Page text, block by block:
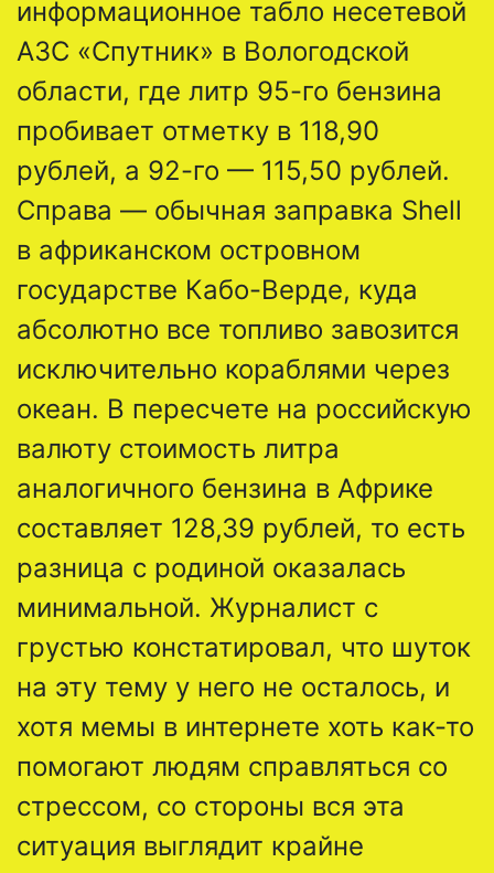
информационное табло несетевой
АЗС «Спутник» в Вологодской
области, где литр 95-го бензина
пробивает отметку в 118,90
рублей, а 92-го — 115,50 рублей.
Справа — обычная заправка Shell
в африканском островном
государстве Кабо-Верде, куда
абсолютно все топливо завозится
исключительно кораблями через
океан. В пересчете на российскую
валюту стоимость литра
аналогичного бензина в Африке
составляет 128,39 рублей, то есть
разница с родиной оказалась
минимальной. Журналист с
грустью констатировал, что шуток
на эту тему у него не осталось, и
хотя мемы в интернете хоть как-то
помогают людям справляться со
стрессом, со стороны вся эта
ситуация выглядит крайне